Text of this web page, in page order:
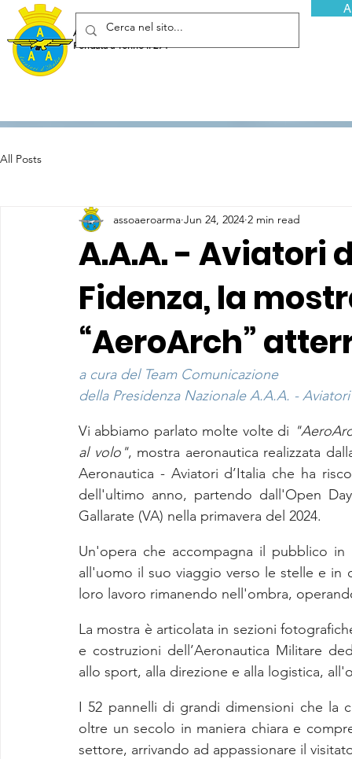
Associazione Arma Aeronautica - Aviatori d'Italia ETS
Fondata a Torino il 29 febbraio 1952
All Posts
A.A.A. - Aviatori
Fidenza, la
“AeroArch”
assoaeroarma Jun 24, 2024 2 min read
a cura del Team Comunicazione
della Presidenza Nazionale A.A.A. - Aviatori
Vi abbiamo parlato molte volte di
al volo", mostra aeronautica realizzata
Aeronautica - Aviatori d’Italia che ha
dell'ultimo anno, partendo dall'Open
Gallarate (VA) nella primavera del 2024.
Un'opera che accompagna il pubblico
all'uomo il suo viaggio verso le stelle e
loro lavoro rimanendo nell'ombra,
La mostra è articolata in sezioni
e costruzioni dell’Aeronautica Militare
allo sport, alla direzione e alla logistica,
I 52 pannelli di grandi dimensioni che la
oltre un secolo in maniera chiara e
settore, arrivando ad appassionare il